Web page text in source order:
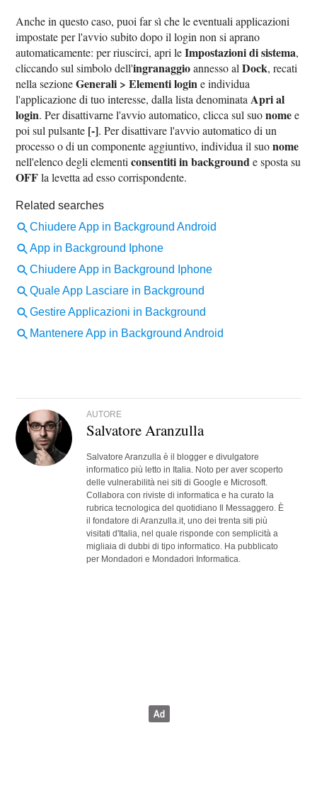
Anche in questo caso, puoi far sì che le eventuali applicazioni
impostate per l'avvio subito dopo il login non si aprano
automaticamente: per riuscirci, apri leImpostazioni di sistema,
cliccando sul simbolo dell'ingranaggioannesso alDock, recati
nella sezioneGenerali > Elementi logine individua
l'applicazione di tuo interesse, dalla lista denominata Apri al
login. Per disattivarne l'avvio automatico, clicca sul suonomee
poi sul pulsante [-]. Per disattivare l'avvio automatico di un
processo o di un componente aggiuntivo, individua il suonome
nell'elenco degli elementiconsentiti in backgrounde sposta su
OFFla levetta ad esso corrispondente.
AUTORE
Salvatore Aranzulla
Salvatore Aranzulla è il blogger e divulgatore
informatico più letto in Italia. Noto per aver scoperto
delle vulnerabilità nei siti di Google e Microsoft.
Collabora con riviste di informatica e ha curato la
rubrica tecnologica del quotidiano Il Messaggero. È
il fondatore di Aranzulla.it, uno dei trenta siti più
visitati d'Italia, nel quale risponde con semplicità a
migliaia di dubbi di tipo informatico. Ha pubblicato
per Mondadori e Mondadori Informatica.